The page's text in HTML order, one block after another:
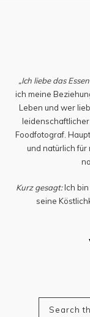
„Ich liebe das
ich meine
Leben und wer
Foodfotograf.
und natürlich für
Kurz gesagt:Ich bin
seine